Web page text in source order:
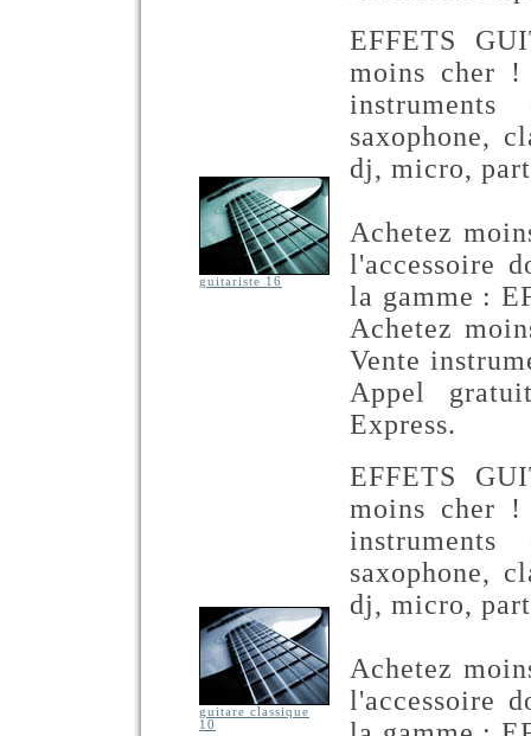
guitariste 16
EFFETS
moins cher !
saxophone,
dj, micro,
Achetez
l'accessoire
la gamme :
Achetez
Vente
Appel
Express.
guitare classique
10
EFFETS
moins cher !
saxophone,
dj, micro,
Achetez
l'accessoire